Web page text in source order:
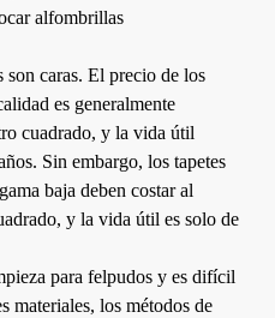
alfombrillas
caras. El precio de los
es generalmente
cuadrado, y la vida útil
Sin embargo, los tapetes
baja deben costar al
y la vida útil es solo de
para felpudos y es difícil
materiales, los métodos de